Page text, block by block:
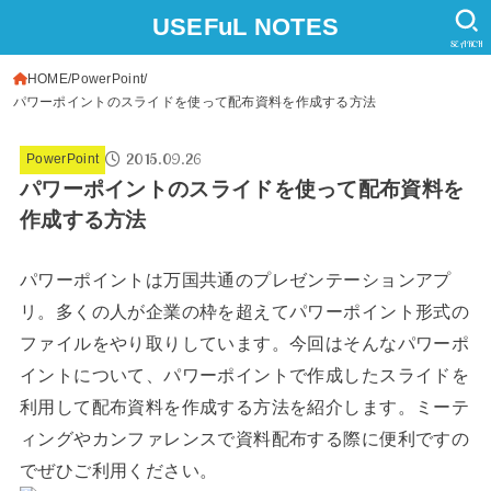
USEFuL NOTES
SEARCH
HOME PowerPoint
パワーポイントのスライドを使って配布資料を作成する方法
PowerPoint 2015.09.26
パワーポイントのスライドを使って配布資料を
作成する方法
パワーポイントは万国共通のプレゼンテーションアプ
リ。多くの人が企業の枠を超えてパワーポイント形式の
ファイルをやり取りしています。今回はそんなパワーポ
イントについて、パワーポイントで作成したスライドを
利用して配布資料を作成する方法を紹介します。ミーテ
ィングやカンファレンスで資料配布する際に便利ですの
でぜひご利用ください。